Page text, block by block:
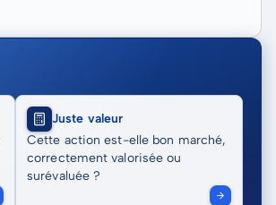
Juste valeur
Cette action est-elle bon marché,
correctement valorisée ou
surévaluée ?